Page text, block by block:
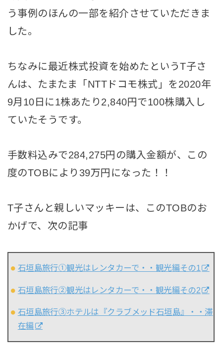
う事例のほんの一部を紹介させていただきま
した。
ちなみに最近株式投資を始めたというT子さ
んは、たまたま「NTTドコモ株式」を2020年
9月10日に1株あたり2,840円で100株購入し
ていたそうです。
手数料込みで284,275円の購入金額が、この
度のTOBにより39万円になった！！
T子さんと親しいマッキーは、このTOBのお
かげで、次の記事
石垣島旅行①観光はレンタカーで・・観光編その1
石垣島旅行②観光はレンタカーで・・観光編その2
石垣島旅行③ホテルは『クラブメッド石垣島』・・滞
在編